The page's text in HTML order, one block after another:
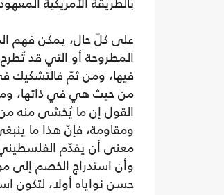
على كلّ حال، يمكن فهم
المطروحة أو التي قد
فيها، ومن ثمّ فالتشكيك
من حيث هي في ذاتها،
القول إن ما يُخشى منه
ومقاومة، فإنّ هذا ما
معنى أن يقدّم
وأن استدراج الخصم إلى
حسن نواياه أولا، لتكون